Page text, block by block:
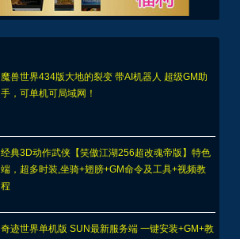
魔兽世界434版大地的裂变 带AI机器人 超级GM助
手，可单机可局域网！
经典3D动作武侠【笑傲江湖256超改魂帝版】特色
端，超多时装,坐骑+翅膀+GM命令及工具+视频教
程
奇迹世界单机版 SUN最新服务端 一键安装+GM+教